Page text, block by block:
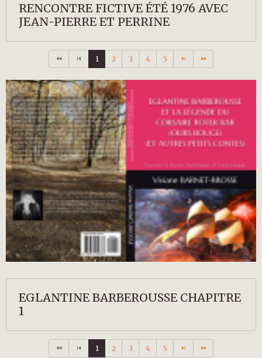
RENCONTRE FICTIVE ÉTÉ 1976 AVEC
JEAN-PIERRE ET PERRINE
1 2 3 4 5
EGLANTINE BARBEROUSSE CHAPITRE
1
1 2 3 4 5